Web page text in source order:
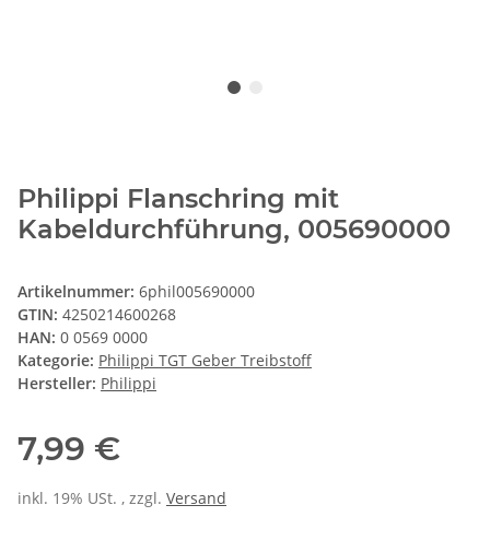
Philippi Flanschring mit
Kabeldurchführung, 005690000
Artikelnummer: 6phil005690000
GTIN: 4250214600268
HAN: 0 0569 0000
Kategorie: Philippi TGT Geber Treibstoff
Hersteller: Philippi
7,99 €
inkl. 19% USt. , zzgl. Versand